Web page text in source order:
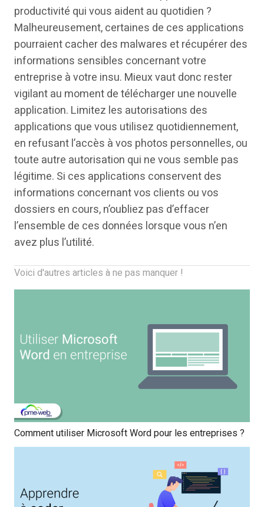
productivité qui vous aident au quotidien ?
Malheureusement, certaines de ces applications
pourraient cacher des malwares et récupérer des
informations sensibles concernant votre
entreprise à votre insu. Mieux vaut donc rester
vigilant au moment de télécharger une nouvelle
application. Limitez les autorisations des
applications que vous utilisez quotidiennement,
en refusant l’accès à vos photos personnelles, ou
toute autre autorisation qui ne vous semble pas
légitime. Si ces applications conservent des
informations concernant vos clients ou vos
dossiers en cours, n’oubliez pas d’effacer
l’ensemble de ces données lorsque vous n’en
avez plus l’utilité.
Voici d'autres articles à ne pas manquer !
Comment utiliser Microsoft Word pour les entreprises ?